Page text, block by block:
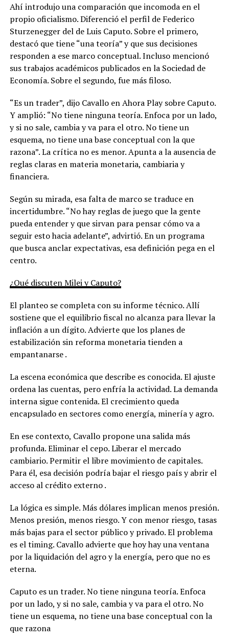
Ahí introdujo una comparación que incomoda en el
propio oficialismo. Diferenció el perfil de Federico
Sturzenegger del de Luis Caputo. Sobre el primero,
destacó que tiene “una teoría” y que sus decisiones
responden a ese marco conceptual. Incluso mencionó
sus trabajos académicos publicados en la Sociedad de
Economía. Sobre el segundo, fue más filoso.
“Es un trader”, dijo Cavallo en Ahora Play sobre Caputo.
Y amplió: “No tiene ninguna teoría. Enfoca por un lado,
y si no sale, cambia y va para el otro. No tiene un
esquema, no tiene una base conceptual con la que
razona”. La crítica no es menor. Apunta a la ausencia de
reglas claras en materia monetaria, cambiaria y
financiera.
Según su mirada, esa falta de marco se traduce en
incertidumbre. “No hay reglas de juego que la gente
pueda entender y que sirvan para pensar cómo va a
seguir esto hacia adelante”, advirtió. En un programa
que busca anclar expectativas, esa definición pega en el
centro.
¿Qué discuten Milei y Caputo?
El planteo se completa con su informe técnico. Allí
sostiene que el equilibrio fiscal no alcanza para llevar la
inflación a un dígito. Advierte que los planes de
estabilización sin reforma monetaria tienden a
empantanarse .
La escena económica que describe es conocida. El ajuste
ordena las cuentas, pero enfría la actividad. La demanda
interna sigue contenida. El crecimiento queda
encapsulado en sectores como energía, minería y agro.
En ese contexto, Cavallo propone una salida más
profunda. Eliminar el cepo. Liberar el mercado
cambiario. Permitir el libre movimiento de capitales.
Para él, esa decisión podría bajar el riesgo país y abrir el
acceso al crédito externo .
La lógica es simple. Más dólares implican menos presión.
Menos presión, menos riesgo. Y con menor riesgo, tasas
más bajas para el sector público y privado. El problema
es el timing. Cavallo advierte que hoy hay una ventana
por la liquidación del agro y la energía, pero que no es
eterna.
Caputo es un trader. No tiene ninguna teoría. Enfoca
por un lado, y si no sale, cambia y va para el otro. No
tiene un esquema, no tiene una base conceptual con la
que razona